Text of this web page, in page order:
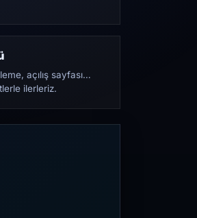
açılış sayfası…
ilerleriz.